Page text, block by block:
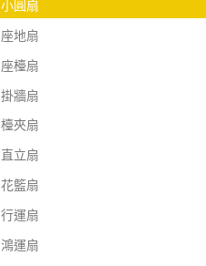
小圓扇
座地扇
座檯扇
掛牆扇
檯夾扇
直立扇
花籃扇
行運扇
鴻運扇